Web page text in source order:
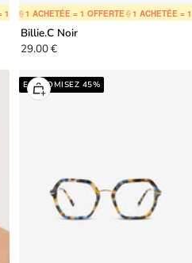
🍦1 ACHETÉE = 1 OFFERTE🍦1
🍦 1 ACHETÉE = 1 OFFERTE🍦1 ACHETÉE = 1
Billie.C Noir
Prix
vente
29.00 €
ECONOMISEZ 45%
Ajouter